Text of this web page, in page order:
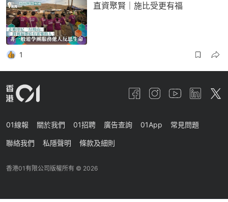
直資聚賢｜施比受更有福
1
01線報 關於我們 01招聘 廣告查詢 01App 常見問題
聯絡我們 私隱聲明 條款及細則
香港01有限公司版權所有 © 2026